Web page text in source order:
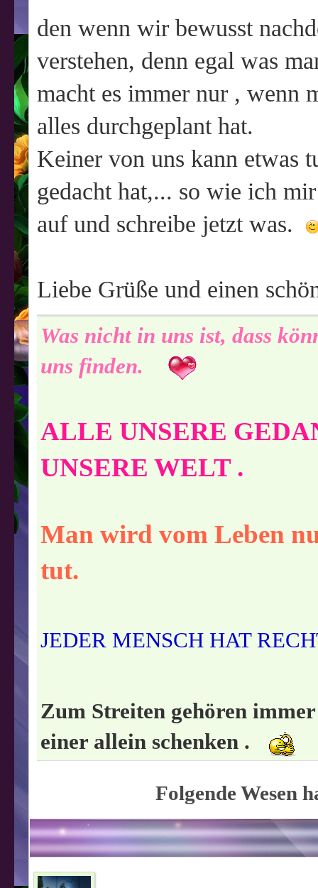
den wenn wir bewusst
verstehen, denn egal was
macht es immer nur , wenn
alles durchgeplant hat.
Keiner von uns kann etwas
gedacht hat,... so wie ich
auf und schreibe jetzt was.
Liebe Grüße und einen
Was nicht in uns ist, dass
uns finden.
ALLE UNSERE
UNSERE WELT .
Man wird vom Leben
tut.
JEDER MENSCH HAT
Zum Streiten gehören
einer allein schenken .
Folgende Wesen